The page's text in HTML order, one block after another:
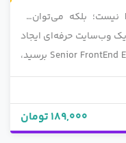
دنیای فرانت‌اند تنها محدود به React نیست؛ بلکه می‌توان با
یک وب‌سایت حرفه‌ای ایجاد
کرد. اگر می‌خواهید به موقعیت Senior FrontEnd Engineer برسید،
از اهمیت بالایی برخوردار
189,000 تومان